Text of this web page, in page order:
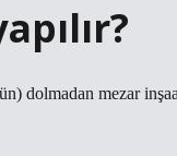
dolmadan mezar